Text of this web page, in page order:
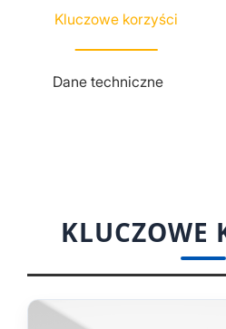
Kluczowe korzyści
Dane techniczne
KLUCZOWE